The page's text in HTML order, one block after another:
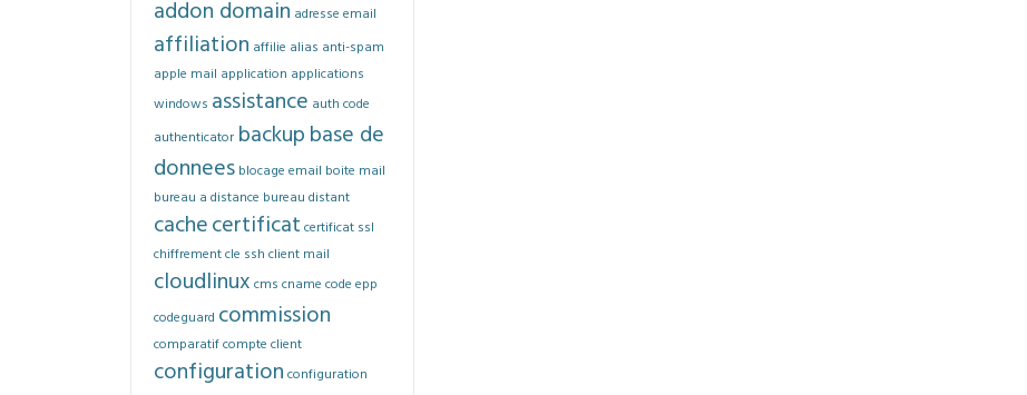
addon domain adresse email
affiliation affilie alias anti-spam
apple mail application applications
windows assistance auth code
authenticator backupbase de
donnees blocage email boite mail
bureau a distance bureau distant
cachecertificat certificat ssl
chiffrementcle ssh client mail
cloudlinux cms cname code epp
codeguard commission
comparatifcompte client
configuration configuration